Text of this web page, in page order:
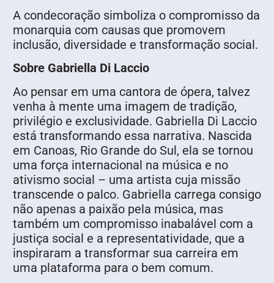
A condecoração simboliza o compromisso da
monarquia com causas que promovem
inclusão, diversidade e transformação social.
Sobre Gabriella Di Laccio
Ao pensar em uma cantora de ópera, talvez
venha à mente uma imagem de tradição,
privilégio e exclusividade. Gabriella Di Laccio
está transformando essa narrativa. Nascida
em Canoas, Rio Grande do Sul, ela se tornou
uma força internacional na música e no
ativismo social – uma artista cuja missão
transcende o palco. Gabriella carrega consigo
não apenas a paixão pela música, mas
também um compromisso inabalável com a
justiça social e a representatividade, que a
inspiraram a transformar sua carreira em
uma plataforma para o bem comum.